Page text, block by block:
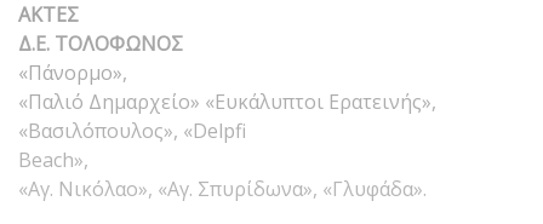
ΑΚΤΕΣ
Δ.Ε. ΤΟΛΟΦΩΝΟΣ
«Πάνορμο»,
«Παλιό Δημαρχείο» «Ευκάλυπτοι Ερατεινής»,
«Βασιλόπουλος», «Delpfi
Beach»,
«Αγ. Νικόλαο», «Αγ. Σπυρίδωνα», «Γλυφάδα».